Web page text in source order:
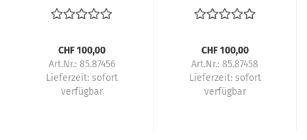
gray
CHF 100,00
Art.Nr.: 85.87456
Lieferzeit: sofort
verfügbar
black
CHF 100,00
Art.Nr.: 85.87458
Lieferzeit: sofort
verfügbar